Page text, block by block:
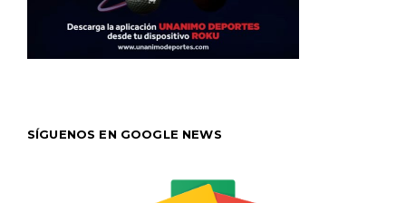
SÍGUENOS EN GOOGLE NEWS